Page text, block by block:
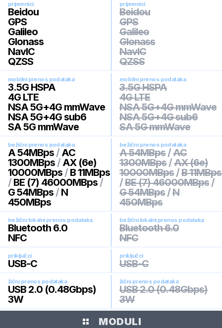
prijemnici
Beidou
GPS
Galileo
Glonass
NavIC
QZSS
prijemnici
Beidou
GPS
Galileo
Glonass
NavIC
QZSS
mobilni prenos podataka
3.5G HSPA
4G LTE
NSA 5G+4G mmWave
NSA 5G+4G sub6
SA 5G mmWave
mobilni prenos podataka
3.5G HSPA
4G LTE
NSA 5G+4G mmWave
NSA 5G+4G sub6
SA 5G mmWave
bežični prenos podataka
A 54MBps / AC
1300MBps / AX (6e)
10000MBps / B 11MBps
/ BE (7) 46000MBps /
G 54MBps / N
450MBps
bežični prenos podataka
A 54MBps /AC
1300MBps /AX (6e)
10000MBps /B 11MBps
/BE (7) 46000MBps /
G 54MBps /N
450MBps
bežični lokalni prenos podataka
Bluetooth 6.0
NFC
bežični lokalni prenos podataka
Bluetooth 6.0
NFC
priključci
USB-C
priključci
USB-C
žični prenos podataka
USB 2.0 (0.48Gbps)
3W
žični prenos podataka
USB 2.0 (0.48Gbps)
3W
MODULI